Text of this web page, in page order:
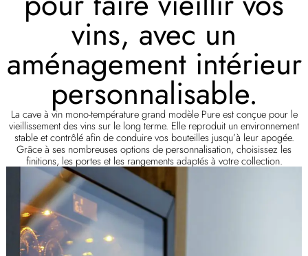
vins, avec un
aménagement intérieur
personnalisable.
La cave à vin mono-température grand modèle Pure est conçue pour le
vieillissement des vins sur le long terme. Elle reproduit un environnement
stable et contrôlé afin de conduire vos bouteilles jusqu’à leur apogée.
Grâce à ses nombreuses options de personnalisation, choisissez les
finitions, les portes et les rangements adaptés à votre collection.